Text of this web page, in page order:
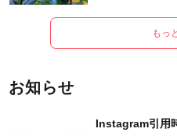
もっ
お知らせ
Instagram引用